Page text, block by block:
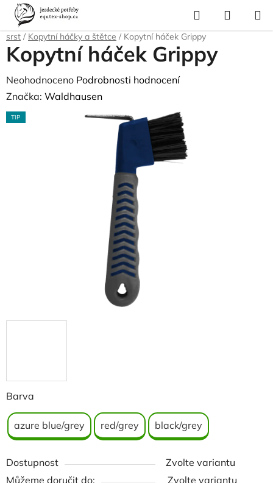
Přejít
obsah
Hledat
KOŠÍK
Domů
Pro koně
srst / Kopytní háčky a štětce / Kopytní háček Grippy
Barva
azure blue/grey red/grey black/grey
Dostupnost
Zvolte variantu
Můžeme doručit do:
Zvolte variantu
Kopytní háček Grippy
Průměrné
hodnocení
produktu
Neohodnoceno Podrobnosti hodnocení
Značka: Waldhausen
TIP